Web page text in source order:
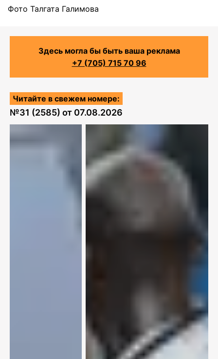
Фото Талгата Галимова
Здесь могла бы быть ваша реклама
+7 (705) 715 70 96
Читайте в свежем номере:
№31 (2585) от 07.08.2026